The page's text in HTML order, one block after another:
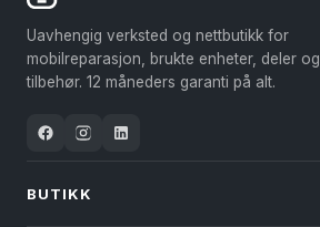
Uavhengig verksted og nettbutikk for
mobilreparasjon, brukte enheter, deler og
tilbehør. 12 måneders garanti på alt.
BUTIKK